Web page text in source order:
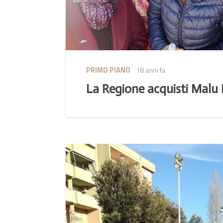
PRIMO PIANO 18 anni fa
La Regione acquisti Malu